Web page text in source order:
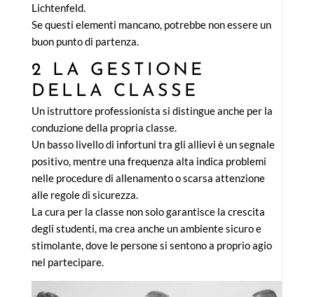
Lichtenfeld.
Se questi elementi mancano, potrebbe non essere un
buon punto di partenza.
2 LA GESTIONE
DELLA CLASSE
Un istruttore professionista si distingue anche per la
conduzione della propria classe.
Un basso livello di infortuni tra gli allievi è un segnale
positivo, mentre una frequenza alta indica problemi
nelle procedure di allenamento o scarsa attenzione
alle regole di sicurezza.
La cura per la classe non solo garantisce la crescita
degli studenti, ma crea anche un ambiente sicuro e
stimolante, dove le persone si sentono a proprio agio
nel partecipare.